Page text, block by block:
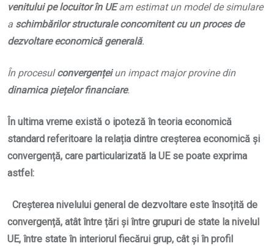
venitului pe locuitor în UEam estimat un model de simulare
a schimbărilor structurale concomitent cu un proces de
dezvoltare economică generală.
În procesulconvergențeiun impact major provine din
dinamica piețelor financiare.
În ultima vreme există o ipoteză în teoria economică
standard referitoare la relația dintre creșterea economică și
convergență, care particularizată la UE se poate exprima
astfel:
Creșterea nivelului general de dezvoltare este însoțită de
convergență, atât între țări și între grupuri de state la nivelul
UE, între state în interiorul fiecărui grup, cât și în profil